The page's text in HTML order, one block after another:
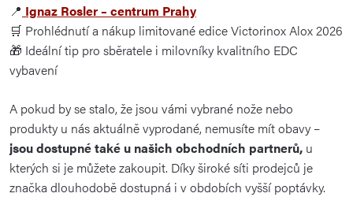
📍 Ignaz Rosler – centrum Prahy
🛒 Prohlédnutí a nákup limitované edice Victorinox Alox 2026
🎁 Ideální tip pro sběratele i milovníky kvalitního EDC
vybavení
A pokud by se stalo, že jsou vámi vybrané nože nebo
produkty u nás aktuálně vyprodané, nemusíte mít obavy –
jsou dostupné také u našich obchodních partnerů, u
kterých si je můžete zakoupit. Díky široké síti prodejců je
značka dlouhodobě dostupná i v obdobích vyšší poptávky.